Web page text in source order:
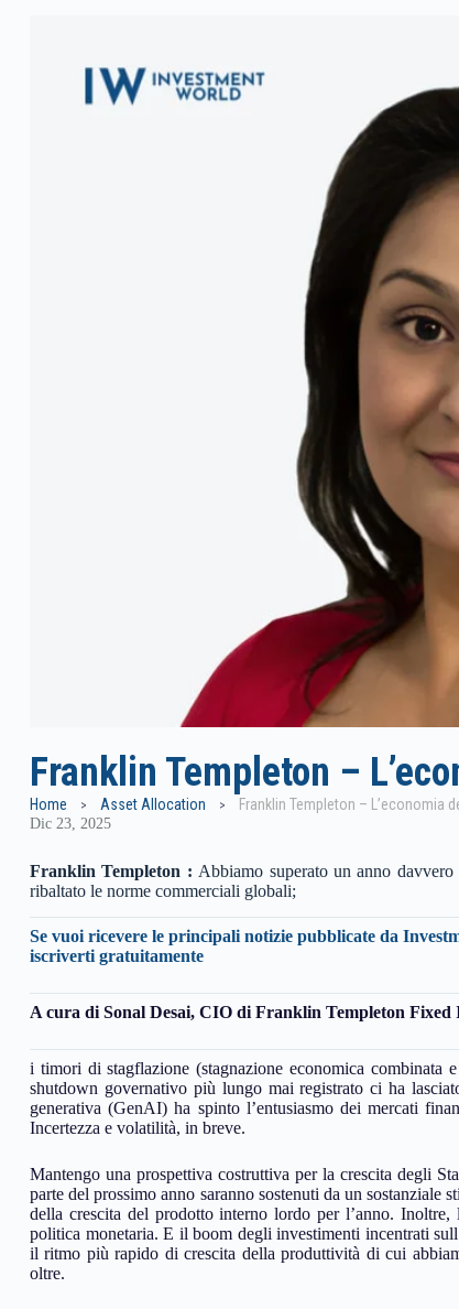
Franklin Templeton –
Home Asset Allocation Franklin Templeton – L’economia
Dic 23, 2025
Franklin Templeton : Abbiamo superato un anno
ribaltato le norme commerciali globali;
Se vuoi ricevere le principali notizie pubblicate da
iscriverti gratuitamente
A cura di Sonal Desai, CIO di Franklin Templeton Fixed
i timori di stagflazione (stagnazione economica
shutdown governativo più lungo mai registrato ci ha
generativa (GenAI) ha spinto l’entusiasmo dei mercati
Incertezza e volatilità, in breve.
Mantengo una prospettiva costruttiva per la crescita degli
parte del prossimo anno saranno sostenuti da un
della crescita del prodotto interno lordo per l’anno.
politica monetaria. E il boom degli investimenti incentrati
il ritmo più rapido di crescita della produttività di cui
oltre.